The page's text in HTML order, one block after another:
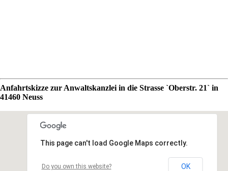
Anfahrtskizze zur Anwaltskanzlei in die Strasse `Oberstr. 21` in
41460 Neuss
This page can't load Google Maps correctly.
Do you own this website? OK